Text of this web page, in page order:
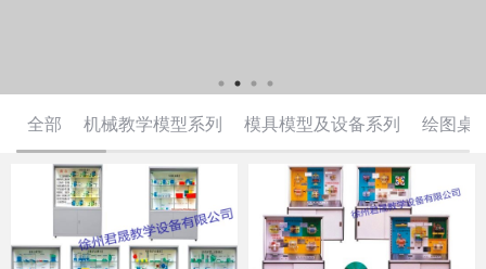
t
i
o
全部 机械教学模型系列 模具模型及设备系列 绘图桌